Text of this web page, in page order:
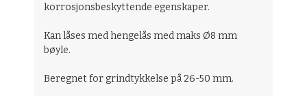
korrosjonsbeskyttende egenskaper.
Kan låses med hengelås med maks Ø8 mm
bøyle.
Beregnet for grindtykkelse på 26-50 mm.